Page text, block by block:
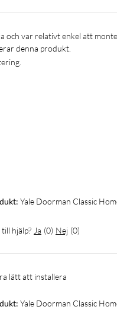
denna produkt.
Yale Doorman Classic
hjälp? Ja (0) Nej (0)
lätt att installera
Yale Doorman Classic